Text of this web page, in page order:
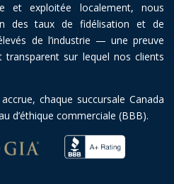
et exploitée localement, nous
des taux de fidélisation et de
de l’industrie — une preuve
sur lequel nos clients
chaque succursale Canada
d’éthique commerciale (BBB).